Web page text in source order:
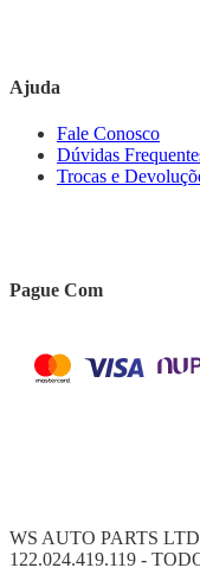
Ajuda
Fale Conosco
Dúvidas
Trocas e
Pague Com
WS AUTO PARTS
122.024.419.119 -